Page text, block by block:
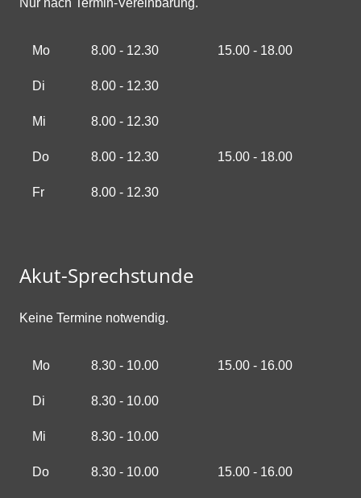
Mo 8.00 - 12.30 15.00 - 18.00
Di 8.00 - 12.30
Mi 8.00 - 12.30
Do 8.00 - 12.30 15.00 - 18.00
Fr 8.00 - 12.30
Akut-Sprechstunde
Keine Termine notwendig.
Mo 8.30 - 10.00 15.00 - 16.00
Di 8.30 - 10.00
Mi 8.30 - 10.00
Do 8.30 - 10.00 15.00 - 16.00